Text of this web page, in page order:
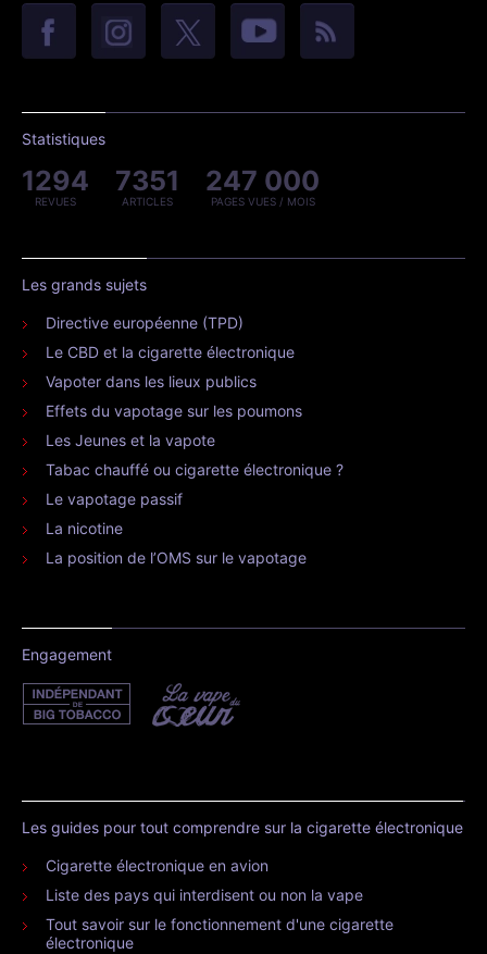
Statistiques
1294
REVUES
7351
ARTICLES
247 000
PAGES VUES / MOIS
Les grands sujets
Directive européenne (TPD)
Le CBD et la cigarette électronique
Vapoter dans les lieux publics
Effets du vapotage sur les poumons
Les Jeunes et la vapote
Tabac chauffé ou cigarette électronique ?
Le vapotage passif
La nicotine
La position de l’OMS sur le vapotage
Engagement
Les guides pour tout comprendre sur la cigarette électronique
Cigarette électronique en avion
Liste des pays qui interdisent ou non la vape
Tout savoir sur le fonctionnement d'une cigarette
électronique